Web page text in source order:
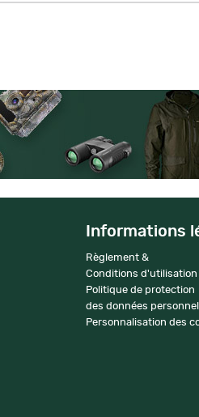
Informations
Règlement &
Conditions d'utilisation
Politique de protection
des données
Personnalisation des